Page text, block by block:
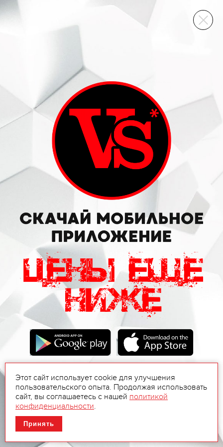
ВИННЫЙ СКЛАД
Этот сайт использует cookie для улучшения
пользовательского опыта. Продолжая использовать
сайт, вы соглашаетесь с нашей политикой
конфиденциальности.
Принять